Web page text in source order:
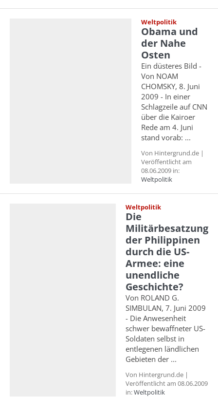
Weltpolitik
Obama und
der Nahe
Osten
Ein düsteres Bild -
Von NOAM
CHOMSKY, 8. Juni
2009 - In einer
Schlagzeile auf CNN
über die Kairoer
Rede am 4. Juni
stand vorab: ...
Von Hintergrund.de |
Veröffentlicht am
08.06.2009 in:
Weltpolitik
Weltpolitik
Die
Militärbesatzung
der Philippinen
durch die US-
Armee: eine
unendliche
Geschichte?
Von ROLAND G.
SIMBULAN, 7. Juni 2009
- Die Anwesenheit
schwer bewaffneter US-
Soldaten selbst in
entlegenen ländlichen
Gebieten der ...
Von Hintergrund.de |
Veröffentlicht am 08.06.2009
in:Weltpolitik